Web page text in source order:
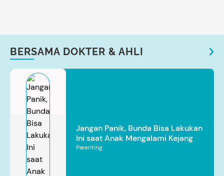
BERSAMA DOKTER & AHLI
Jangan Panik, Bunda Bisa Lakukan
Ini saat Anak Mengalami Kejang
Parenting